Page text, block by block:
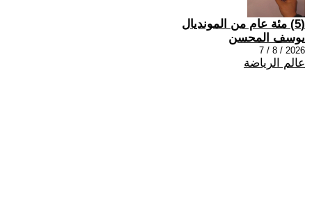
(5) مئة عام من المونديال
يوسف المحسن
2026 / 8 / 7
عالم الرياضة